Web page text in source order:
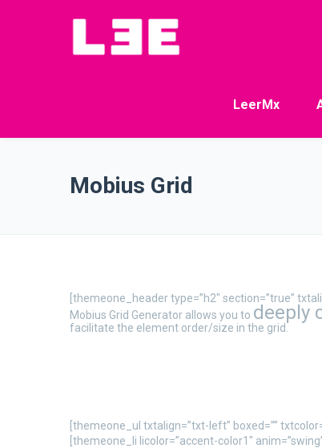
LeerMx
Mobius Grid
[themeone_header type=”h2″ section=”true”
Mobius Grid Generator allows you to deeply
facilitate the element order/size in the grid.
[themeone_ul txtalign=”txt-left” boxed=””
[themeone_li licolor=”accent-color1″